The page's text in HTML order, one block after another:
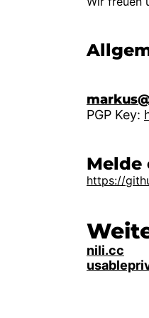
PGP Key:
Melde
https://
nili.cc